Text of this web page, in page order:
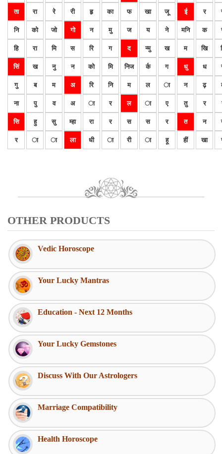
ता रा रे री हृ का फ खा जू ई र
नि को जो गो न मु ज य ने मनि क
हि रा मि स रि ग द न्मु ख म खि
सिं ख नु न को मि निज र्क ग धु ध
गु ब म अ रि नि म ल ा न ढ़
ना पु व अ ा र ल ा ए तु र
सि हु सु म्हा रा र स स र त न
र ा ा ला धी ा री ा हू हीं खा
OTHER PRODUCTS
Vedic Horoscope
Your Lucky Mantras
Education - Next 12 Months
Your Lucky Gemstones
Discuss With Our Astrologers
Marriage Compatibility
Health Horoscope